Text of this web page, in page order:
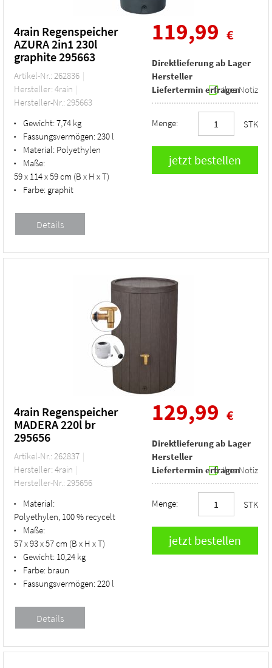
4rain Regenspeicher
AZURA 2in1 230l
graphite 295663
Artikel-Nr.: 262836
Hersteller: 4rain
Hersteller-Nr.: 295663
• Gewicht:7,74 kg
• Fassungsvermögen:230 l
• Material: Polyethylen
•
Maße:
59 x 114 x 59 cm (B x H x T)
• Farbe: graphit
119,99 €
Direktlieferung ab Lager
Hersteller
Liefertermin erfragenIhre Notiz
Menge: STK
4rain Regenspeicher
MADERA 220l br
295656
Artikel-Nr.: 262837
Hersteller: 4rain
Hersteller-Nr.: 295656
•
Material:
Polyethylen, 100 % recycelt
•
Maße:
57 x 93 x 57 cm (B x H x T)
• Gewicht: 10,24 kg
• Farbe: braun
• Fassungsvermögen:220 l
129,99 €
Direktlieferung ab Lager
Hersteller
Liefertermin erfragenIhre Notiz
Menge: STK